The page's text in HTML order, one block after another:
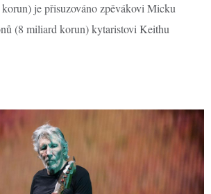
je přisuzováno zpěvákovi Micku
(8 miliard korun) kytaristovi Keithu